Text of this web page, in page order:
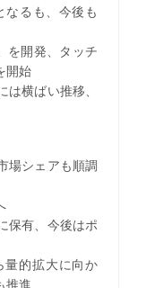
るも、今後も
開発、タッチ
開始
横ばい推移、
シェアも順調
有、今後はポ
的拡大に向か
推進